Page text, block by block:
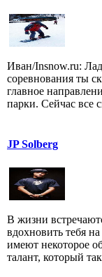
Иван/Insnow.ru:
соревнования ты
главное
парки. Сейчас все
JP Solberg
В жизни
вдохновить тебя
имеют некоторое
талант, который